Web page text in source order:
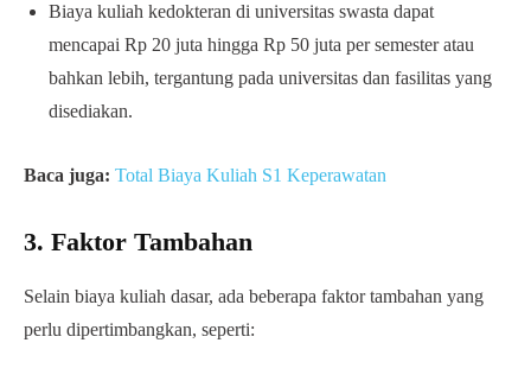
Biaya kuliah kedokteran di universitas swasta dapat
mencapai Rp 20 juta hingga Rp 50 juta per semester atau
bahkan lebih, tergantung pada universitas dan fasilitas yang
disediakan.
Baca juga: Total Biaya Kuliah S1 Keperawatan
3. Faktor Tambahan
Selain biaya kuliah dasar, ada beberapa faktor tambahan yang
perlu dipertimbangkan, seperti: